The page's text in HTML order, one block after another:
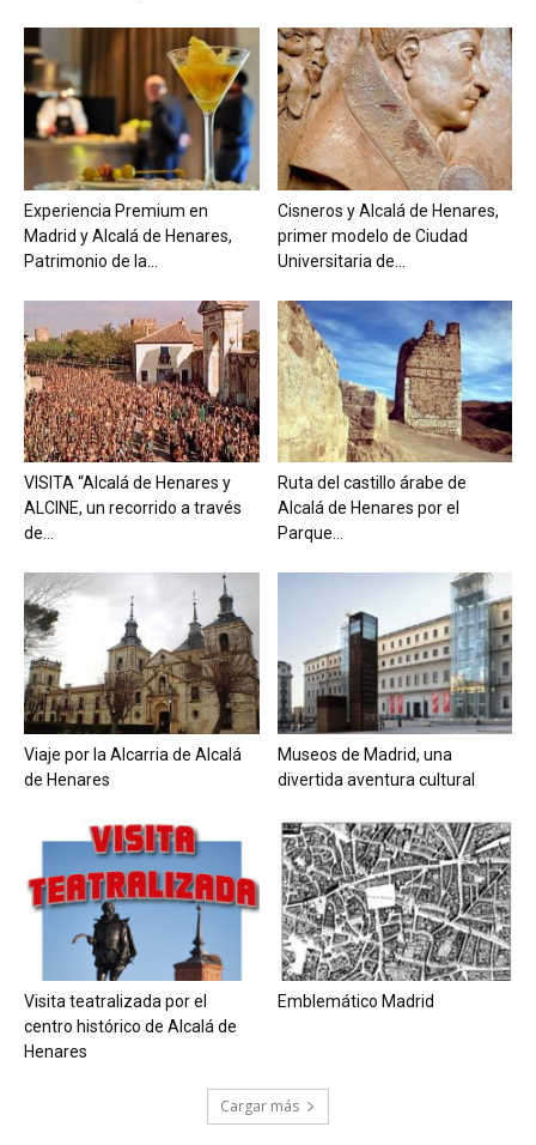
Experiencia Premium en
Madrid y Alcalá de Henares,
Patrimonio de la...
Cisneros y Alcalá de Henares,
primer modelo de Ciudad
Universitaria de...
VISITA “Alcalá de Henares y
ALCINE, un recorrido a través
de...
Ruta del castillo árabe de
Alcalá de Henares por el
Parque...
Viaje por la Alcarria de Alcalá
de Henares
Museos de Madrid, una
divertida aventura cultural
Visita teatralizada por el
centro histórico de Alcalá de
Henares
Emblemático Madrid
Cargar más